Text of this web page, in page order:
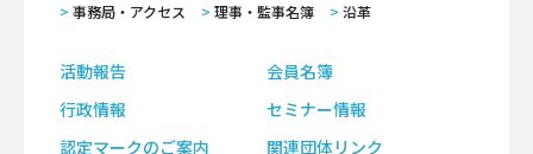
事務局・アクセス
理事・監事名簿 沿革
活動報告
会員名簿
行政情報
セミナー情報
認定マークのご案内
関連団体リンク